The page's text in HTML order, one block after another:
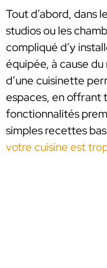
Tout d’abord, dans
studios ou les
compliqué d’y
équipée, à cause du
d’une cuisinette
espaces, en offrant
fonctionnalités
simples recettes
votre cuisine est